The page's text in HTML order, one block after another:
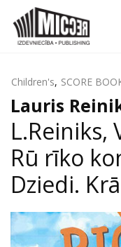
Children's, SCORE
Lauris
L.Reiniks,
Rū rīko
Dziedi.